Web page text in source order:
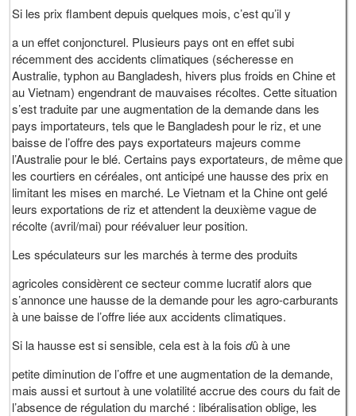
Si les prix flambent depuis quelques mois, c’est qu’il y
a un effet conjoncturel. Plusieurs pays ont en effet subi
récemment des accidents climatiques (sécheresse en
Australie, typhon au Bangladesh, hivers plus froids en Chine et
au Vietnam) engendrant de mauvaises récoltes. Cette situation
s’est traduite par une augmentation de la demande dans les
pays importateurs, tels que le Bangladesh pour le riz, et une
baisse de l’offre des pays exportateurs majeurs comme
l’Australie pour le blé. Certains pays exportateurs, de même que
les courtiers en céréales, ont anticipé une hausse des prix en
limitant les mises en marché. Le Vietnam et la Chine ont gelé
leurs exportations de riz et attendent la deuxième vague de
récolte (avril/mai) pour réévaluer leur position.
Les spéculateurs sur les marchés à terme des produits
agricoles considèrent ce secteur comme lucratif alors que
s’annonce une hausse de la demande pour les agro-carburants
à une baisse de l’offre liée aux accidents climatiques.
Si la hausse est si sensible, cela est à la foisdû à une
petite diminution de l’offre et une augmentation de la demande,
mais aussi et surtout à une volatilité accrue des cours du fait de
l’absence de régulation du marché : libéralisation oblige, les